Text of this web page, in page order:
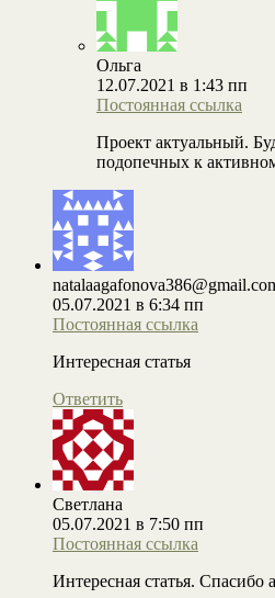
Ольга
12.07.2021 в 1:43 пп
Постоянная ссылка
Проект актуальный.
подопечных к
05.07.2021 в 6:34 пп
Постоянная ссылка
Интересная статья
Ответить
Светлана
05.07.2021 в 7:50 пп
Постоянная ссылка
Интересная статья. Спасибо